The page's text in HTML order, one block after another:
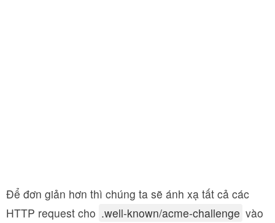
Để đơn giản hơn thì chúng ta sẽ ánh xạ tất cả các
HTTP request cho .well-known/acme-challenge vào